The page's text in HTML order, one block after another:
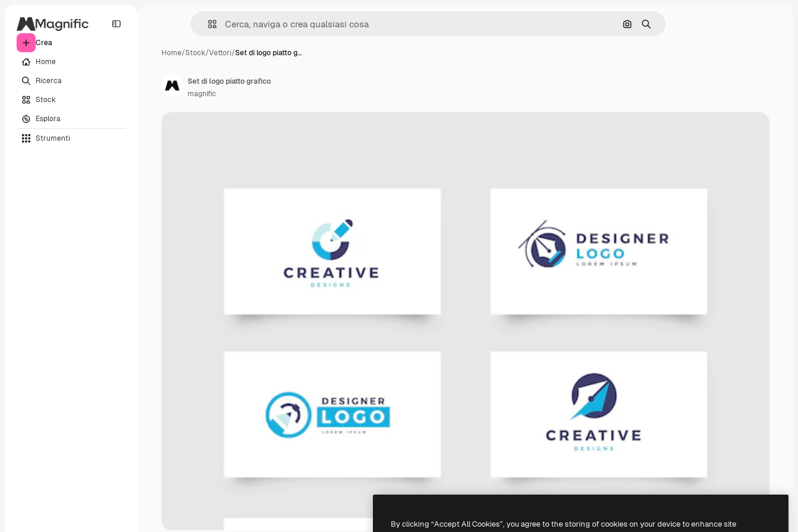
Crea
Home
Ricerca
Stock
Esplora
Strumenti
Cerca per immagine
Ricerca
Home/Stock/Vettori/Set di logo piatto g…
Set di logo piatto grafico
magnific
By clicking “Accept All Cookies”, you agree to the storing of cookies on your device to enhance site